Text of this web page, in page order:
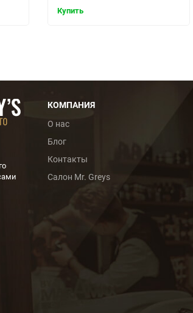
Купить
КОМПАНИЯ
О нас
Блог
Контакты
Салон Mr. Greys